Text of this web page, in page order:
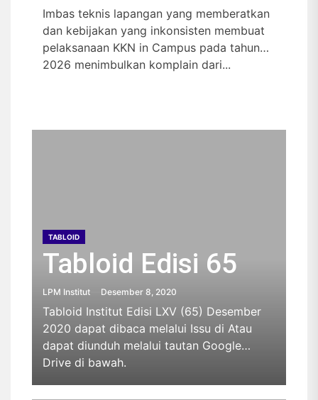
Imbas teknis lapangan yang memberatkan
dan kebijakan yang inkonsisten membuat
pelaksanaan KKN in Campus pada tahun
2026 menimbulkan komplain dari...
TABLOID
Tabloid Edisi 65
LPM Institut Desember 8, 2020
Tabloid Institut Edisi LXV (65) Desember
2020 dapat dibaca melalui Issu di Atau
dapat diunduh melalui tautan Google
Drive di bawah.